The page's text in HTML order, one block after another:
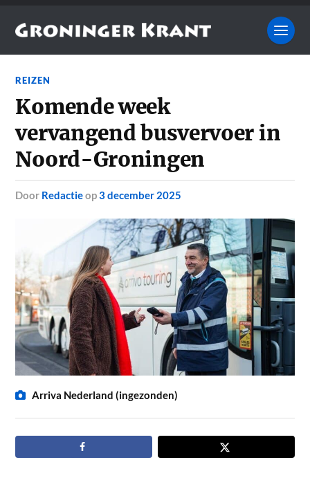
REIZEN
Komende week
vervangend busvervoer in
Noord-Groningen
door Redactieop3 december 2025
Arriva Nederland (ingezonden)